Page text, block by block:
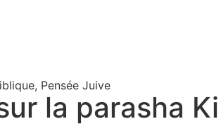
, Pensée Juive
la parasha